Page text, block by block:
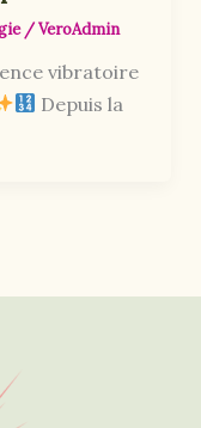
/VeroAdmin
vibratoire
Depuis la